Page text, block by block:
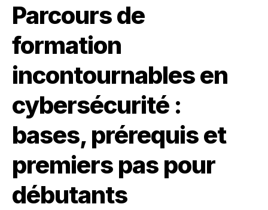
Parcours de
formation
incontournables en
cybersécurité :
bases, prérequis et
premiers pas pour
débutants